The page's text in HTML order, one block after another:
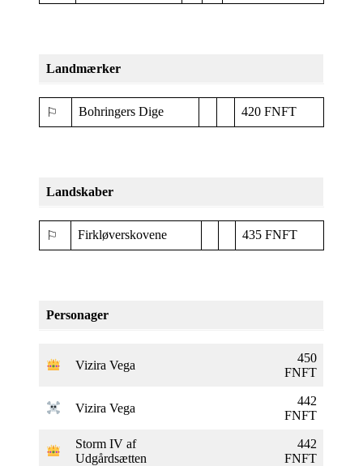
Landmærker
⚐ Bohringers Dige 420 FNFT
Landskaber
⚐ Firkløverskovene 435 FNFT
Personager
Vizira Vega
450
FNFT
Vizira Vega
442
FNFT
Storm IV af
Udgårdsætten
442
FNFT